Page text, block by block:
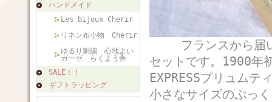
ハンドメイド
Les bijoux Cherir
リネン布小物 Cherir
ゆるり刺繍 心地よい
ガーゼ らくよう舎
SALE！！
ギフトラッピング
フランスから届い
セットです。1900年
EXPRESSプリュム
小さなサイズのぷっ